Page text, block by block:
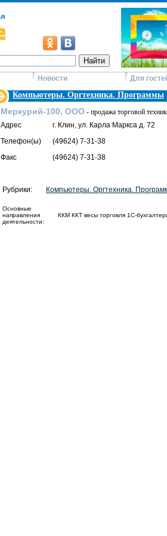
Новости Для
Компьютеры. Оргтехника. Программы
Меркурий-100, ООО - продажа торговой
Адрес
г. Клин, ул. Карла Маркса д. 72
Телефон(ы)
(49624) 7-31-38
Факс
(49624) 7-31-38
Рубрики: Компьютеры. Оргтехника.
Основные
направления
деятельности:
ККМ ККТ весы торговля 1С-